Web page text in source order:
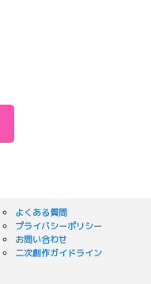
よくある質問
プライバシーポリシー
お問い合わせ
二次創作ガイドライン